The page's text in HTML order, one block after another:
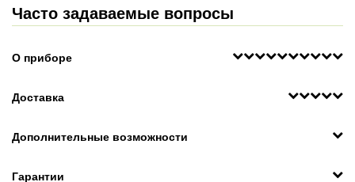
Часто задаваемые вопросы
О приборе
Доставка
Дополнительные возможности
Гарантии